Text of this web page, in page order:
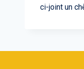
ci-joint un